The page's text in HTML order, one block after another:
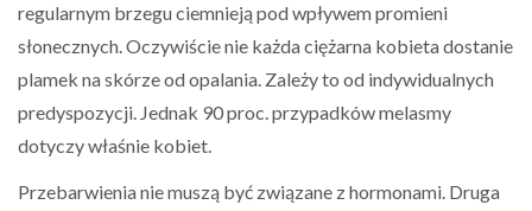
regularnym brzegu ciemnieją pod wpływem promieni
słonecznych. Oczywiście nie każda ciężarna kobieta dostanie
plamek na skórze od opalania. Zależy to od indywidualnych
predyspozycji. Jednak 90 proc. przypadków melasmy
dotyczy właśnie kobiet.
Przebarwienia nie muszą być związane z hormonami. Druga